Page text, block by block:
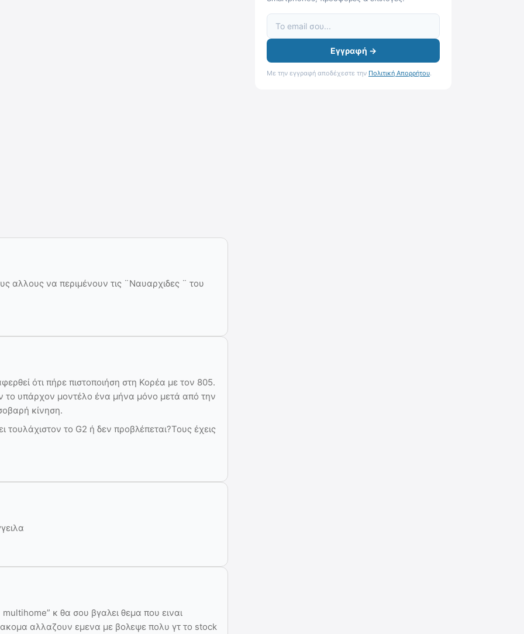
αλλους να περιμένουν τις ¨Ναυαρχιδες ¨ του
ότι πήρε πιστοποιήση στη Κορέα με τον 805.
υπάρχον μοντέλο ένα μήνα μόνο μετά από την
κίνηση.
το G2 ή δεν προβλέπεται?Τους έχεις
κ θα σου βγαλει θεμα που ειναι
αλλαζουν εμενα με βολεψε πολυ γτ το stock
Εγγραφή →
Με την εγγραφή αποδέχεστε την Πολιτική Απορρήτου.